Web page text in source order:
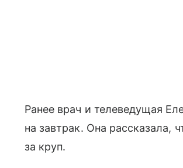
Ранее врач и телеведущая
на завтрак. Она рассказала,
за круп.